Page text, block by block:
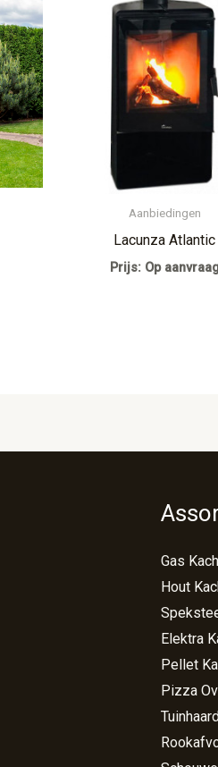
Aanbiedingen
Lacunza Atlantic
Prijs: Op
Gas
Hout
Elektra
Pellet
Pizza